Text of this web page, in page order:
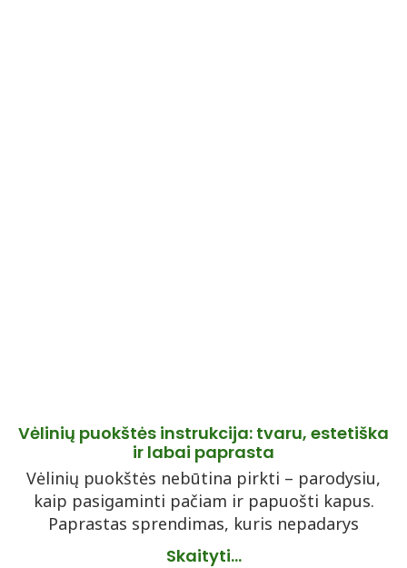
Vėlinių puokštės instrukcija: tvaru, estetiška
ir labai paprasta
Vėlinių puokštės nebūtina pirkti – parodysiu,
kaip pasigaminti pačiam ir papuošti kapus.
Paprastas sprendimas, kuris nepadarys
Skaityti...